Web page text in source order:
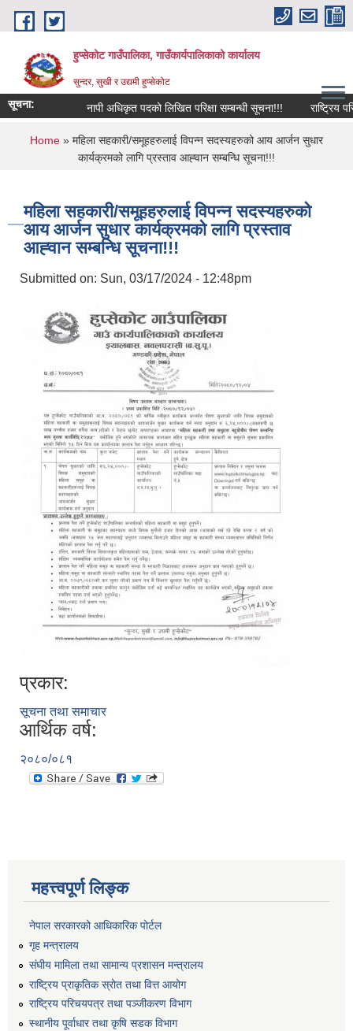
Skip to main content
हुप्सेकोट गाउँपालिका, गाउँकार्यपालिकाको कार्यालय
सुन्दर, सुखी र उद्यमी हुप्सेकोट
सूचना: नापी अधिकृत पदको लिखित परिक्षा सम्बन्धी सूचना!!! राष्‍ट्रिय
You are here
Home » महिला सहकारी/समूहहरुलाई विपन्‍न सदस्यहरुको आय आर्जन सुधार
कार्यक्रमको लागि प्रस्ताव आह्‍वान सम्बन्धि सूचना!!!
महिला सहकारी/समूहहरुलाई विपन्‍न सदस्यहरुको
आय आर्जन सुधार कार्यक्रमको लागि प्रस्ताव
आह्‍वान सम्बन्धि सूचना!!!
Submitted on: Sun, 03/17/2024 - 12:48pm
प्रकार:
सूचना तथा समाचार
आर्थिक वर्ष:
२०८०/०८१
महत्त्वपूर्ण लिङ्क
नेपाल सरकारको आधिकारिक पोर्टल
गृह मन्त्रालय
संघीय मामिला तथा सामान्य प्रशासन मन्त्रालय
राष्ट्रिय प्राकृतिक स्रोत तथा वित्त आयोग
राष्ट्रिय परिचयपत्र तथा पञ्जीकरण विभाग
स्थानीय पूर्वाधार तथा कृषि सडक विभाग